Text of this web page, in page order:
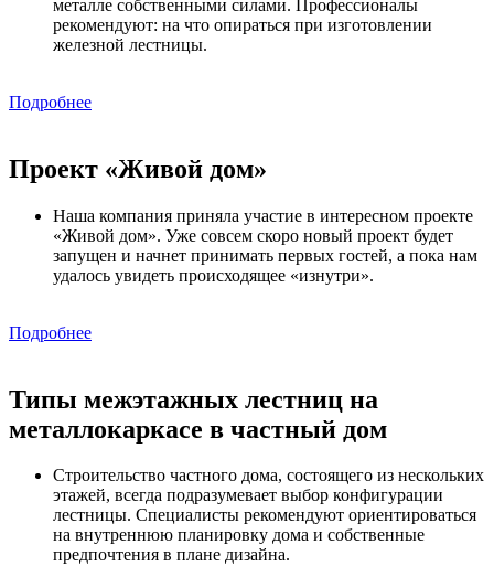
металле собственными силами. Профессионалы
рекомендуют: на что опираться при изготовлении
железной лестницы.
Подробнее
Проект «Живой дом»
Наша компания приняла участие в интересном проекте
«Живой дом». Уже совсем скоро новый проект будет
запущен и начнет принимать первых гостей, а пока нам
удалось увидеть происходящее «изнутри».
Подробнее
Типы межэтажных лестниц на
металлокаркасе в частный дом
Строительство частного дома, состоящего из нескольких
этажей, всегда подразумевает выбор конфигурации
лестницы. Специалисты рекомендуют ориентироваться
на внутреннюю планировку дома и собственные
предпочтения в плане дизайна.